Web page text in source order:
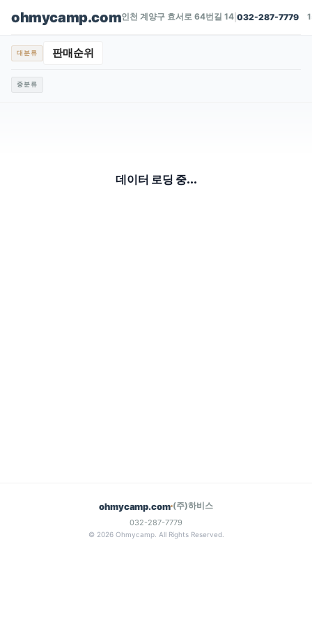
ohmycamp.com인천 계양구 효서로 64번길 14 |032-287-7779
대분류 판매순위
중분류
데이터 로딩 중...
ohmycamp.com (주)하비스
032-287-7779
© 2026 Ohmycamp. All Rights Reserved.